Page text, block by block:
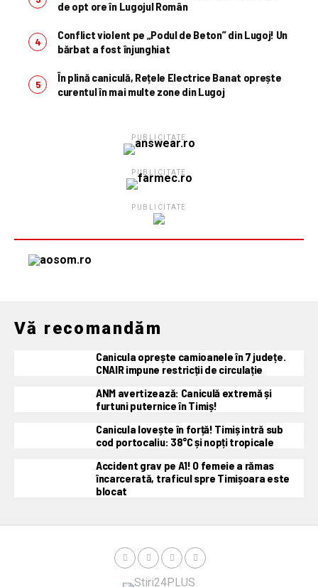
de opt ore în Lugojul Român
Conflict violent pe „Podul de Beton” din Lugoj! Un
bărbat a fost înjunghiat
În plină caniculă, Rețele Electrice Banat oprește
curentul în mai multe zone din Lugoj
PUBLICITATE
PUBLICITATE
PUBLICITATE
Vă recomandăm
Canicula oprește camioanele în 7 județe.
CNAIR impune restricții de circulație
ANM avertizează: Caniculă extremă și
furtuni puternice în Timiș!
Canicula lovește în forță! Timiș intră sub
cod portocaliu: 38°C și nopți tropicale
Accident grav pe A1! O femeie a rămas
încarcerată, traficul spre Timișoara este
blocat